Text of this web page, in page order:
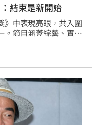
結束是新開始
》中表現亮眼，共入圍
。節目涵蓋綜藝、實
與國際化視野。為慶
圍者齊聚一堂，共同分
送上最熱烈的掌聲與祝